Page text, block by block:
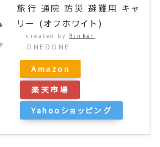
旅行 通院 防災 避難用 キャ
リー (オフホワイト)
created by Rinker
ONEDONE
Amazon
楽天市場
Yahooショッピング